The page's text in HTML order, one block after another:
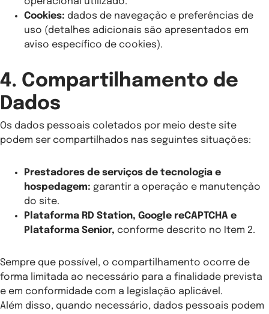
Cookies: dados de navegação e preferências de
uso (detalhes adicionais são apresentados em
aviso específico de cookies).
4. Compartilhamento de
Dados
Os dados pessoais coletados por meio deste site
podem ser compartilhados nas seguintes situações:
Prestadores de serviços de tecnologia e
hospedagem: garantir a operação e manutenção
do site.
Plataforma RD Station, Google reCAPTCHA e
Plataforma Senior, conforme descrito no Item 2.
Sempre que possível, o compartilhamento ocorre de
forma limitada ao necessário para a finalidade prevista
e em conformidade com a legislação aplicável.
Além disso, quando necessário, dados pessoais podem